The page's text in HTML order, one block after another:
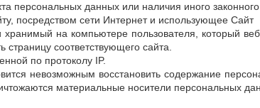
персональных данных или наличия иного законного
посредством сети Интернет и использующее Сайт
на компьютере пользователя, который
соответствующего сайта.
по протоколу IP.
невозможным восстановить содержание
материальные носители персональных